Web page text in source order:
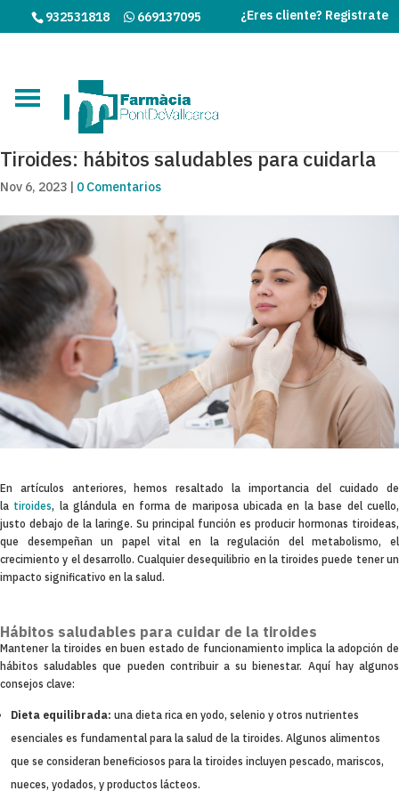
932531818 669137095 ¿Eres cliente? Registrate
Tiroides: hábitos saludables para cuidarla
Nov 6, 2023 | 0 Comentarios
En artículos anteriores, hemos resaltado la importancia del cuidado de
la tiroides, la glándula en forma de mariposa ubicada en la base del cuello,
justo debajo de la laringe. Su principal función es producir hormonas tiroideas,
que desempeñan un papel vital en la regulación del metabolismo, el
crecimiento y el desarrollo. Cualquier desequilibrio en la tiroides puede tener un
impacto significativo en la salud.
Hábitos saludables para cuidar de la tiroides
Mantener la tiroides en buen estado de funcionamiento implica la adopción de
hábitos saludables que pueden contribuir a su bienestar. Aquí hay algunos
consejos clave:
Dieta equilibrada: una dieta rica en yodo, selenio y otros nutrientes
esenciales es fundamental para la salud de la tiroides. Algunos alimentos
que se consideran beneficiosos para la tiroides incluyen pescado, mariscos,
nueces, yodados, y productos lácteos.